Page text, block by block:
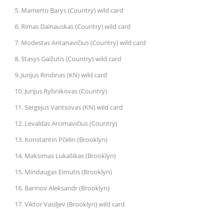
5. Mamerto Barys (Country) wild card
6. Rimas Dainauskas (Country) wild card
7. Modestas Antanavičius (Country) wild card
8. Stasys Gaižutis (Country) wild card
9. Jurijus Rindinas (KN) wild card
10. Jurijus Rybnikovas (Country)
11. Sergejus Vantsovas (KN) wild card
12. Levaldas Arcimavičius (Country)
13. Konstantin Pčėlin (Brooklyn)
14. Maksimas Lukašikas (Brooklyn)
15. Mindaugas Eimutis (Brooklyn)
16. Barinov Aleksandr (Brooklyn)
17. Viktor Vasiljev (Brooklyn) wild card